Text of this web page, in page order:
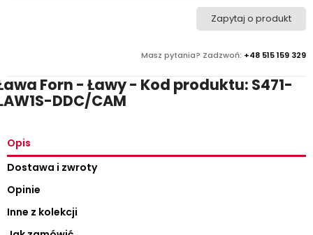
Masz pytania? Zadzwoń: +48 515 159 329
Zapytaj o produkt
Forn - Ławy - Kod produktu: S471-
DDC/CAM
Opis
Dostawa i zwroty
Opinie
Inne z kolekcji